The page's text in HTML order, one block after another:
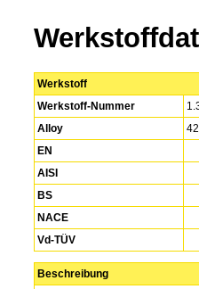
Werkstoff
Werkstoff-Nummer
Alloy
42
EN
AISI
BS
NACE
Vd-TÜV
Beschreibung